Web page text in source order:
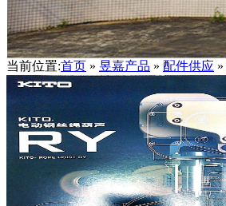
当前位置:首页 » 昱嘉产品 » 配件供应 »